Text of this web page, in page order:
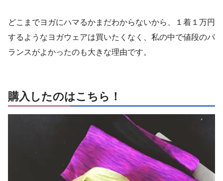
どこまでヨガにハマるかまだわからないから、１着１万円
するようなヨガウェアは買いたくなく、私の中で値段のバ
ランスがよかったのも大きな理由です。
購入したのはこちら！